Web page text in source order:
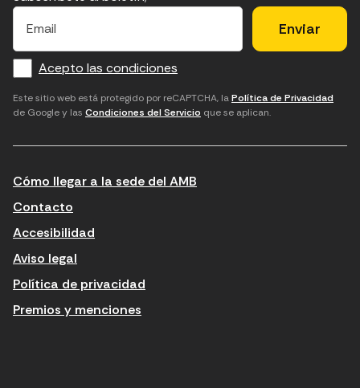
E
f
o
r
m
i
n
t
u
E
c
a
m
p
r
r
e
u
e
H
u
d
'
a
e
p
t
a
e
×
E
a
i
l
Acepto las condiciones
Este sitio web está protegido por reCAPTCHA, laPolítica de Privacidad
de Google y las Condiciones del Servicio que se aplican.
Cómo llegar a la sede del AMB
Contacto
Accesibilidad
Aviso legal
Política de privacidad
Premios y menciones